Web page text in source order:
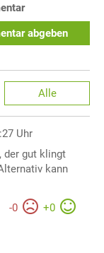
abgeben
Alle
Uhr
der gut klingt
kann
-0 +0